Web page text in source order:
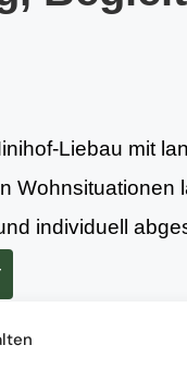
Liebau mit
Wohnsituationen
individuell